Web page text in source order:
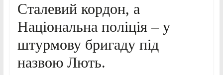
Сталевий кордон, а
Національна поліція – у
штурмову бригаду під
назвою Лють.